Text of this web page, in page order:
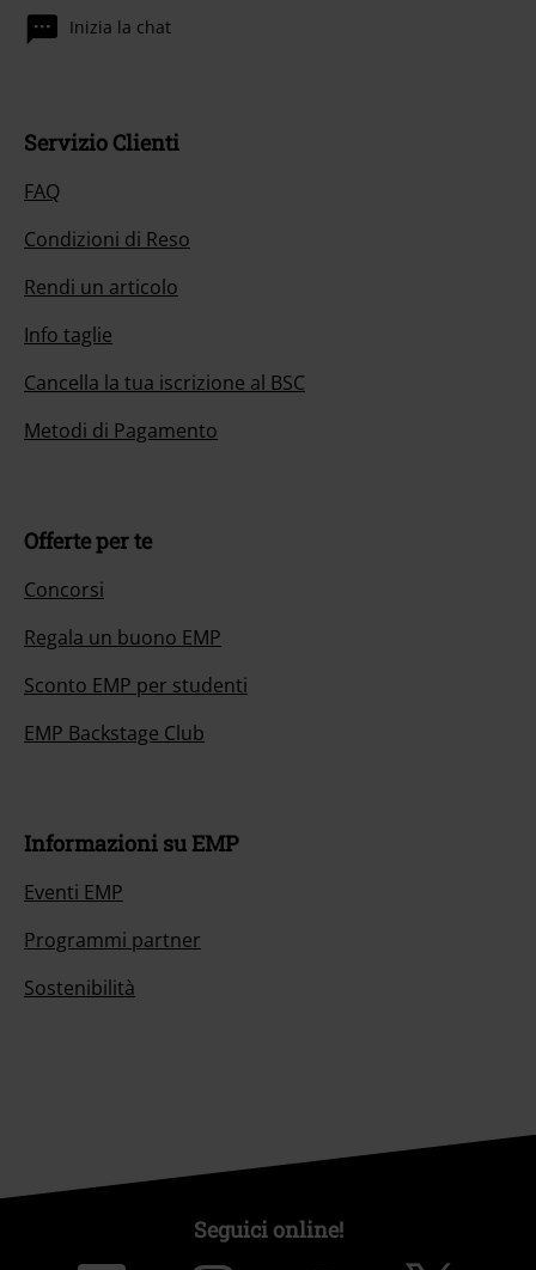
Inizia la chat
Servizio Clienti
FAQ
Condizioni di Reso
Rendi un articolo
Info taglie
Cancella la tua iscrizione al BSC
Metodi di Pagamento
Offerte per te
Concorsi
Regala un buono EMP
Sconto EMP per studenti
EMP Backstage Club
Informazioni su EMP
Eventi EMP
Programmi partner
Sostenibilità
Seguici online!